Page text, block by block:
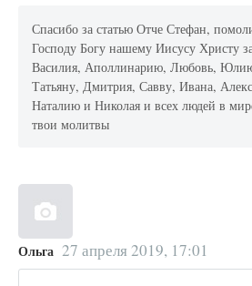
Спасибо за статью Отче Стефан,
Господу Богу нашему Иисусу Христу
Василия, Аполлинарию, Любовь,
Татьяну, Дмитрия, Савву, Ивана,
Наталию и Николая и всех людей в
твои молитвы
Ольга 27 апреля 2019, 17:01